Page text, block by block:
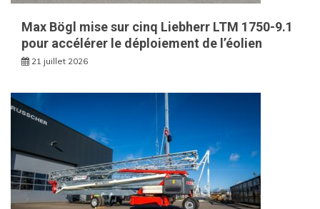
Max Bögl mise sur cinq Liebherr LTM 1750-9.1
pour accélérer le déploiement de l’éolien
21 juillet 2026